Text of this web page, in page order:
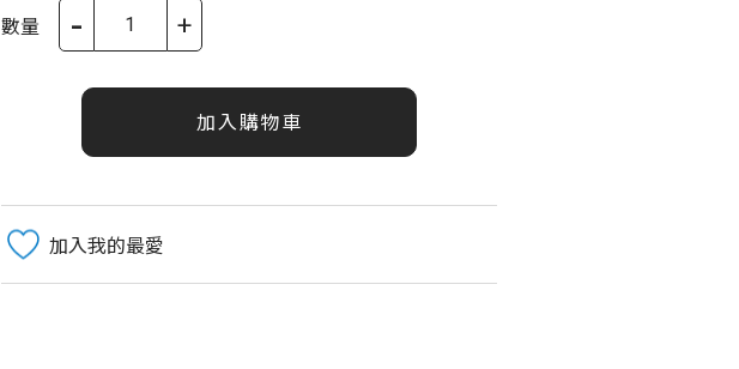
數量 - +
加入購物車
加入我的最愛